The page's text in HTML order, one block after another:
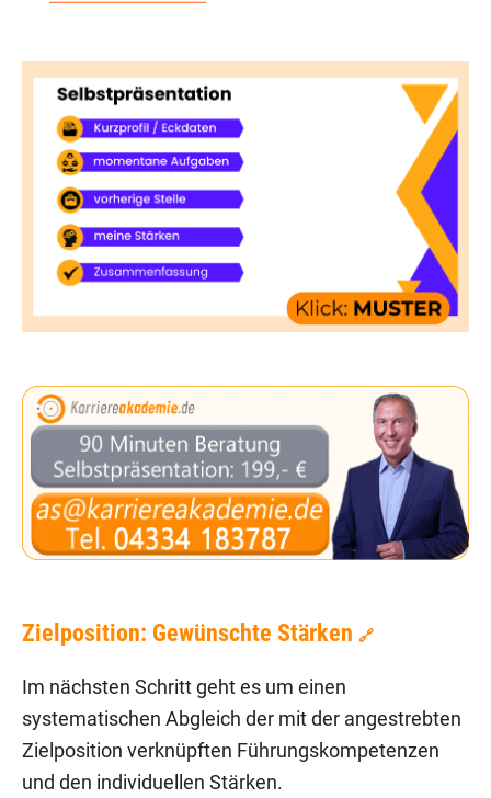
Zielposition: Gewünschte Stärken 🔗
Im nächsten Schritt geht es um einen
systematischen Abgleich der mit der angestrebten
Zielposition verknüpften Führungskompetenzen
und den individuellen Stärken.